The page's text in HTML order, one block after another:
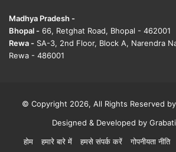
Madhya Pradesh -
Bhopal - 66, Retghat Road, Bhopal - 462001
Rewa - SA-3, 2nd Floor, Block A, Narendra
Rewa - 486001
© Copyright 2026, All Rights Reserved by
Designed & Developed by
होम
हमारे बारे में हमसे संपर्क करें गोपनीयता नीति